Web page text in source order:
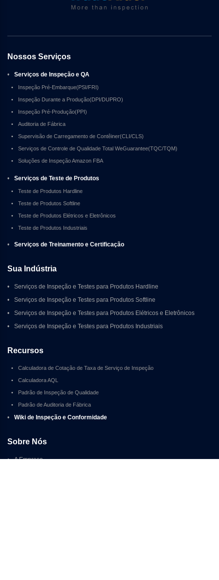
Nossos Serviços
• Serviços de Inspeção e QA
• Inspeção Pré-Embarque(PSI/FRI)
• Inspeção Durante a Produção(DPI/DUPRO)
• Inspeção Pré-Produção(PPI)
• Auditoria de Fábrica
• Supervisão de Carregamento de Contêiner(CLI/CLS)
• Serviços de Controle de Qualidade Total WeGuarantee(TQC/TQM)
• Soluções de Inspeção Amazon FBA
• Serviços de Teste de Produtos
• Teste de Produtos Hardline
• Teste de Produtos Softline
• Teste de Produtos Elétricos e Eletrônicos
• Teste de Produtos Industriais
• Serviços de Treinamento e Certificação
Sua Indústria
•
Serviços de Inspeção e Testes para Produtos Hardline
•
Serviços de Inspeção e Testes para Produtos Softline
•
Serviços de Inspeção e Testes para Produtos Elétricos e Eletrônicos
•
Serviços de Inspeção e Testes para Produtos Industriais
Recursos
• Calculadora de Cotação de Taxa de Serviço de Inspeção
• Calculadora AQL
• Padrão de Inspeção de Qualidade
• Padrão de Auditoria de Fábrica
• Wiki de Inspeção e Conformidade
Sobre Nós
•
A Empresa